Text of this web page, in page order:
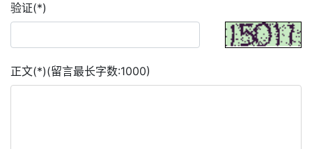
验证(*)
正文(*)(留言最长字数:1000)